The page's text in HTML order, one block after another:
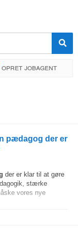
Opret jobagent
pædagog der er
der er klar til at gøre
stærke
vores nye